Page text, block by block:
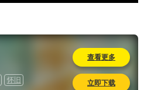
怀旧
查看更多
立即下载